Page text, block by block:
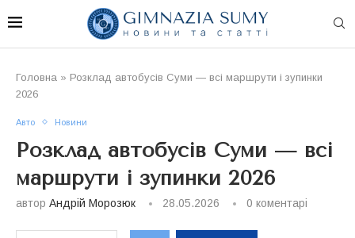
Головна » Розклад автобусів Суми — всі маршрути і зупинки
2026
Авто Новини
Розклад автобусів Суми — всі
маршрути і зупинки 2026
автор Андрій Морозюк 28.05.2026 0 коментарі